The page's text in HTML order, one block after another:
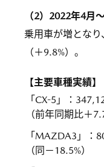
（2）2022年4月
乗用車が増とな
（＋9.8%）。
【主要車種実績】
「CX-5」
：
（前年同期比＋
「MAZDA3」
：
（同－18.5%）